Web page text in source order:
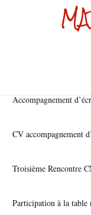
Accompagnement
CV accompagnement
Troisième Rencontre
Participation à la